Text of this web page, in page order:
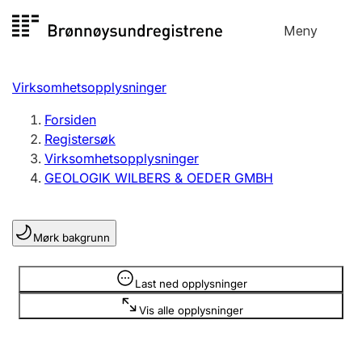
til
Meny
Registersøk
Aksjeselskap
Enkeltpersonforetak
Registrere, endre, slette
Lag og forening
Registrere, endre, slette
Virksomhetsopplysninger
Forsiden
Registersøk
Virksomhetsopplysninger
GEOLOGIK WILBERS & OEDER GMBH
Mørk bakgrunn
Last ned opplysninger
Vis alle opplysninger
Opplysninger er skjult